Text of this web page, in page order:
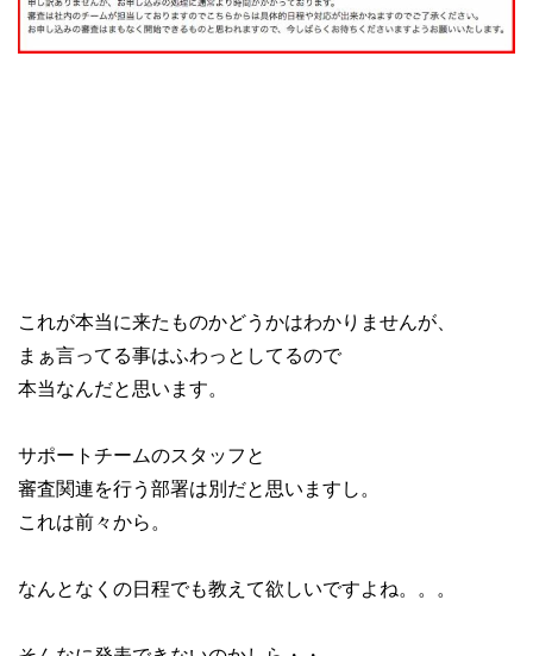
これが本当に来たものかどうかはわかりませんが、
まぁ言ってる事はふわっとしてるので
本当なんだと思います。
サポートチームのスタッフと
審査関連を行う部署は別だと思いますし。
これは前々から。
なんとなくの日程でも教えて欲しいですよね。。。